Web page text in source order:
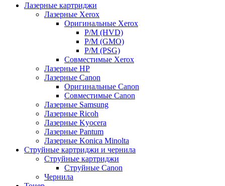
Лазерные картриджи
Лазерные Xerox
Оригинальные Xerox
Р/М (HVD)
Р/М (GMO)
Р/М (PSG)
Совместимые Xerox
Лазерные HP
Лазерные Canon
Оригинальные Canon
Совместимые Canon
Лазерные Samsung
Лазерные Ricoh
Лазерные Kyocera
Лазерные Pantum
Лазерные Konica Minolta
Струйные картриджи и чернила
Струйные картриджи
Струйные Canon
Чернила